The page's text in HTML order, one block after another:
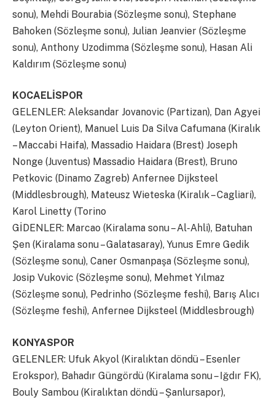
sonu), Mehdi Bourabia (Sözleşme sonu), Stephane
Bahoken (Sözleşme sonu), Julian Jeanvier (Sözleşme
sonu), Anthony Uzodimma (Sözleşme sonu), Hasan Ali
Kaldırım (Sözleşme sonu)
KOCAELİSPOR
GELENLER: Aleksandar Jovanovic (Partizan), Dan Agyei
(Leyton Orient), Manuel Luis Da Silva Cafumana (Kiralık
– Maccabi Haifa), Massadio Haidara (Brest) Joseph
Nonge (Juventus) Massadio Haidara (Brest), Bruno
Petkovic (Dinamo Zagreb) Anfernee Dijksteel
(Middlesbrough), Mateusz Wieteska (Kiralık – Cagliari),
Karol Linetty (Torino
GİDENLER: Marcao (Kiralama sonu – Al-Ahli), Batuhan
Şen (Kiralama sonu – Galatasaray), Yunus Emre Gedik
(Sözleşme sonu), Caner Osmanpaşa (Sözleşme sonu),
Josip Vukovic (Sözleşme sonu), Mehmet Yılmaz
(Sözleşme sonu), Pedrinho (Sözleşme feshi), Barış Alıcı
(Sözleşme feshi), Anfernee Dijksteel (Middlesbrough)
KONYASPOR
GELENLER: Ufuk Akyol (Kiralıktan döndü – Esenler
Erokspor), Bahadır Güngördü (Kiralama sonu – Iğdır FK),
Bouly Sambou (Kiralıktan döndü – Şanlursapor),